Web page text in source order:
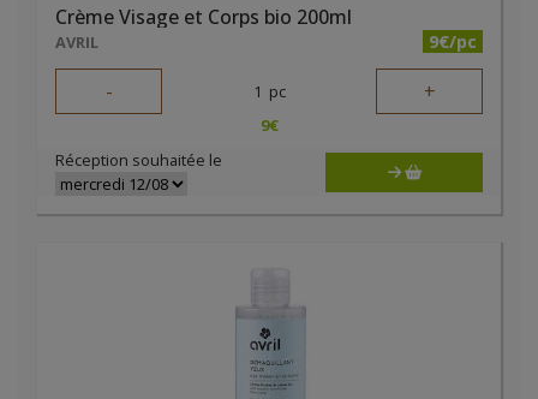
Crème Visage et Corps bio 200ml
AVRIL 9€/pc
- 1 pc +
9€
Réception souhaitée le